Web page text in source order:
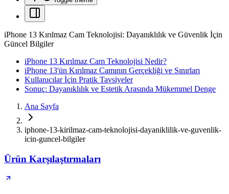
iPhone 13 Kırılmaz Cam Teknolojisi: Dayanıklılık ve Güvenlik İçin
Güncel Bilgiler
iPhone 13 Kırılmaz Cam Teknolojisi Nedir?
iPhone 13'ün Kırılmaz Camının Gerçekliği ve Sınırları
Kullanıcılar İçin Pratik Tavsiyeler
Sonuç: Dayanıklılık ve Estetik Arasında Mükemmel Denge
Ana Sayfa
iphone-13-kirilmaz-cam-teknolojisi-dayaniklilik-ve-guvenlik-
icin-guncel-bilgiler
Ürün Karşılaştırmaları